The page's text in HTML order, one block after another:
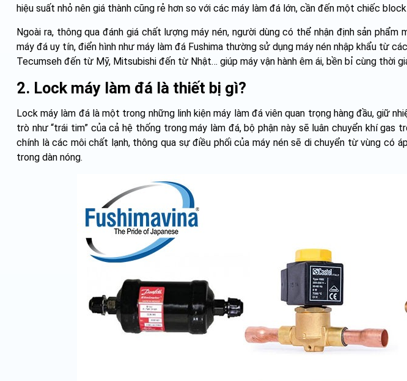
hiệu suất nhỏ nên giá thành cũng rẻ hơn so với các máy làm đá lớn, cần đến một chiếc
Ngoài ra, thông qua đánh giá chất lượng máy nén, người dùng có thể nhận định sản
máy đá uy tín, điển hình như máy làm đá Fushima thường sử dụng máy nén nhập khẩu từ
Tecumseh đến từ Mỹ, Mitsubishi đến từ Nhật… giúp máy vận hành êm ái, bền bỉ cùng thời
2. Lock máy làm đá là thiết bị gì?
Lock máy làm đá là một trong những linh kiện máy làm đá viên quan trọng hàng đầu, giữ
trò như “trái tim” của cả hệ thống trong máy làm đá, bộ phận này sẽ luân chuyển khí gas
chính là các môi chất lạnh, thông qua sự điều phối của máy nén sẽ di chuyển từ vùng có
trong dàn nóng.